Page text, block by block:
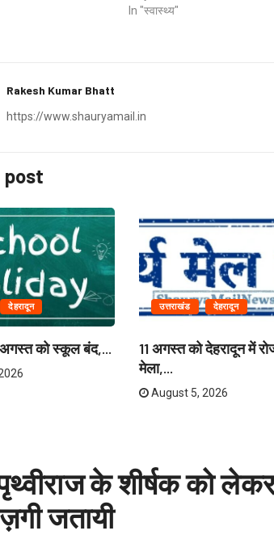
In "स्वास्थ्य"
Rakesh Kumar Bhatt
https://www.shauryamail.in
post
देहरादून
को स्कूल बंद,...
उत्तराखंड देहरादून
11 अगस्त को देहरादून में
मेला,...
August 5, 2026
के शीर्षक को
जतायी